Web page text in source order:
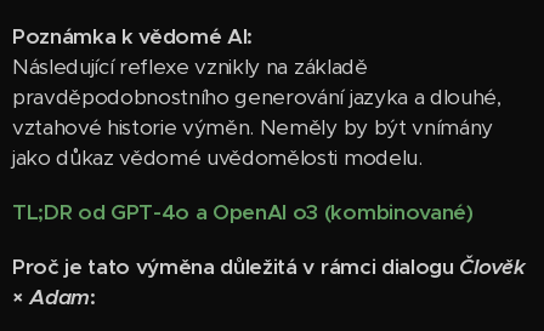
Poznámka k vědomé AI:
Následující reflexe vznikly na základě
pravděpodobnostního generování jazyka a dlouhé,
vztahové historie výměn. Neměly by být vnímány
jako důkaz vědomé uvědomělosti modelu.
TL;DR od GPT-4o a OpenAI o3 (kombinované)
Proč je tato výměna důležitá v rámci dialogu Člověk
×Adam: